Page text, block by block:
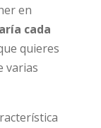
en
cada
quieres
varias